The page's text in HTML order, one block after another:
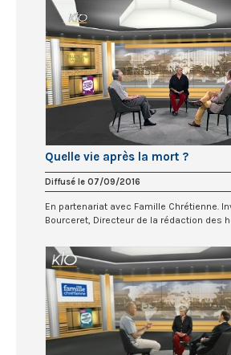
Quelle vie après la mort ?
Diffusé le 07/09/2016
En partenariat avec Famille Chrétienne.
Bourceret, Directeur de la rédaction des